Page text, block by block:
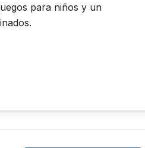
para niños y un